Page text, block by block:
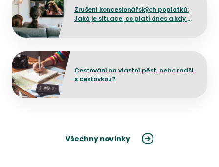
Zrušení koncesionářských poplatků:
Jaká je situace, co platí dnes a kdy by
Cestování na vlastní pěst, nebo radši
s cestovkou?
Přejít na detail článku
Všechny novinky